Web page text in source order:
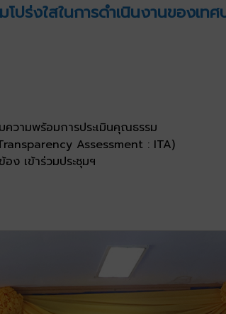
ร่งใสในการดำเนินงานของเทศ
ความพร้อมการประเมินคุณธรรม
Assessment : ITA)
ง เข้าร่วมประชุมฯ